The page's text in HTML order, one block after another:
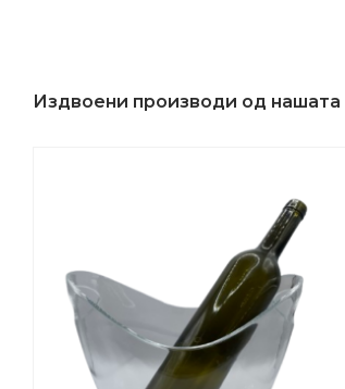
Издвоени производи од нашата